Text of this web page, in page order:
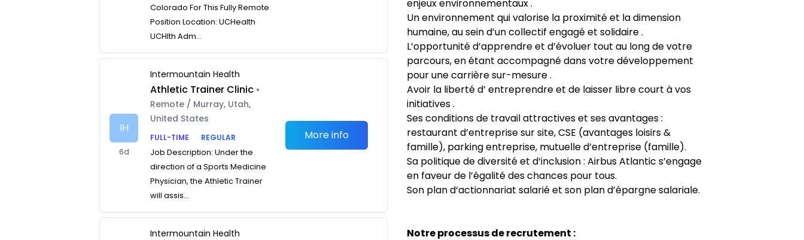
Colorado For This Fully Remote
Position Location: UCHealth
UCHlth Adm...
IH
6d
Intermountain Health
Athletic Trainer Clinic •
Remote / Murray, Utah,
United States
FULL-TIME
REGULAR
Job Description: Under the
direction of a Sports Medicine
Physician, the Athletic Trainer
will assis...
More info
Intermountain Health
enjeux environnementaux .
Un environnement qui valorise la proximité et la dimension
humaine, au sein d’un collectif engagé et solidaire .
L’opportunité d’apprendre et d’évoluer tout au long de votre
parcours, en étant accompagné dans votre développement
pour une carrière sur-mesure .
Avoir la liberté d’ entreprendre et de laisser libre court à vos
initiatives .
Ses conditions de travail attractives et ses avantages :
restaurant d’entreprise sur site, CSE (avantages loisirs &
famille), parking entreprise, mutuelle d’entreprise (famille).
Sa politique de diversité et d‘inclusion : Airbus Atlantic s’engage
en faveur de l’égalité des chances pour tous.
Son plan d‘actionnariat salarié et son plan d’épargne salariale.
Notre processus de recrutement :